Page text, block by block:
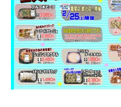
会社について
採用について
Instagram